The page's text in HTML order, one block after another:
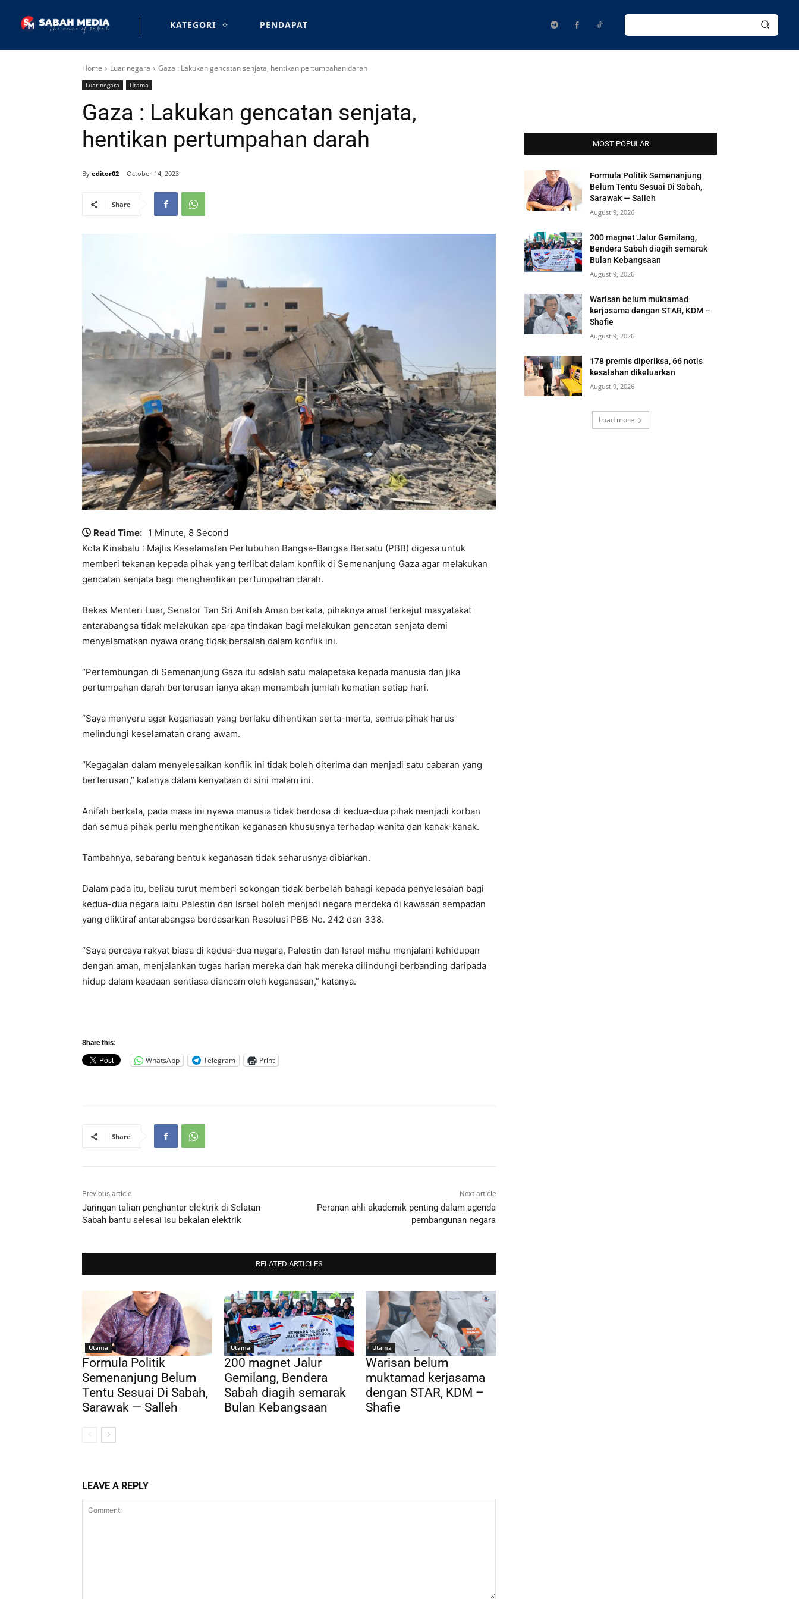
KATEGORI PENDAPAT
Home Luar negara Gaza : Lakukan gencatan senjata, hentikan pertumpahan darah
Luar negara Utama
Gaza : Lakukan gencatan senjata,
hentikan pertumpahan darah
By editor02 October 14, 2023
Share
Read Time: 1 Minute, 8 Second
Kota Kinabalu : Majlis Keselamatan Pertubuhan Bangsa-Bangsa Bersatu (PBB) digesa untuk
memberi tekanan kepada pihak yang terlibat dalam konflik di Semenanjung Gaza agar melakukan
gencatan senjata bagi menghentikan pertumpahan darah.
Bekas Menteri Luar, Senator Tan Sri Anifah Aman berkata, pihaknya amat terkejut masyatakat
antarabangsa tidak melakukan apa-apa tindakan bagi melakukan gencatan senjata demi
menyelamatkan nyawa orang tidak bersalah dalam konflik ini.
“Pertembungan di Semenanjung Gaza itu adalah satu malapetaka kepada manusia dan jika
pertumpahan darah berterusan ianya akan menambah jumlah kematian setiap hari.
“Saya menyeru agar keganasan yang berlaku dihentikan serta-merta, semua pihak harus
melindungi keselamatan orang awam.
“Kegagalan dalam menyelesaikan konflik ini tidak boleh diterima dan menjadi satu cabaran yang
berterusan,” katanya dalam kenyataan di sini malam ini.
Anifah berkata, pada masa ini nyawa manusia tidak berdosa di kedua-dua pihak menjadi korban
dan semua pihak perlu menghentikan keganasan khususnya terhadap wanita dan kanak-kanak.
Tambahnya, sebarang bentuk keganasan tidak seharusnya dibiarkan.
Dalam pada itu, beliau turut memberi sokongan tidak berbelah bahagi kepada penyelesaian bagi
kedua-dua negara iaitu Palestin dan Israel boleh menjadi negara merdeka di kawasan sempadan
yang diiktiraf antarabangsa berdasarkan Resolusi PBB No. 242 dan 338.
“Saya percaya rakyat biasa di kedua-dua negara, Palestin dan Israel mahu menjalani kehidupan
dengan aman, menjalankan tugas harian mereka dan hak mereka dilindungi berbanding daripada
hidup dalam keadaan sentiasa diancam oleh keganasan,” katanya.
Share this:
WhatsApp Telegram Print
Share
Previous article
Jaringan talian penghantar elektrik di Selatan
Sabah bantu selesai isu bekalan elektrik
Next article
Peranan ahli akademik penting dalam agenda
pembangunan negara
RELATED ARTICLES
Utama
Formula Politik
Semenanjung Belum
Tentu Sesuai Di Sabah,
Sarawak — Salleh
Utama
200 magnet Jalur
Gemilang, Bendera
Sabah diagih semarak
Bulan Kebangsaan
Utama
Warisan belum
muktamad kerjasama
dengan STAR, KDM –
Shafie
LEAVE A REPLY
MOST POPULAR
Formula Politik Semenanjung
Belum Tentu Sesuai Di Sabah,
Sarawak — Salleh
August 9, 2026
200 magnet Jalur Gemilang,
Bendera Sabah diagih semarak
Bulan Kebangsaan
August 9, 2026
Warisan belum muktamad
kerjasama dengan STAR, KDM –
Shafie
August 9, 2026
178 premis diperiksa, 66 notis
kesalahan dikeluarkan
August 9, 2026
Load more